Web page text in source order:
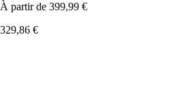
À partir de 399,99 €
329,86 €